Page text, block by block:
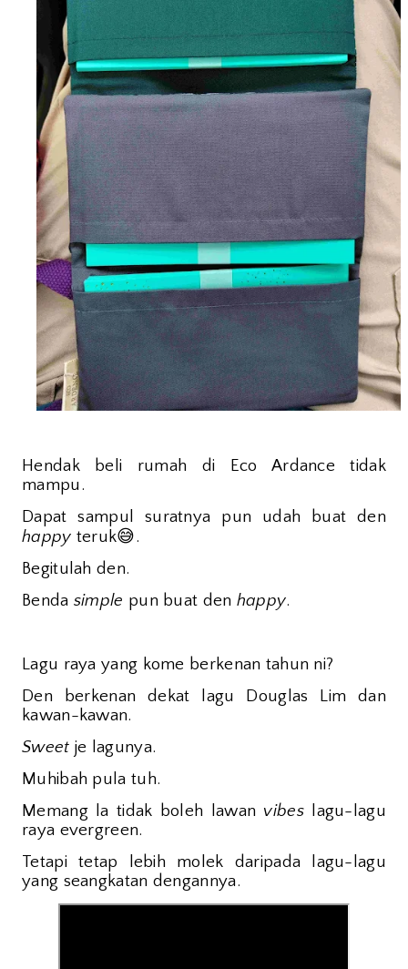
Hendak beli rumah di Eco Ardance tidak
mampu.
Dapat sampul suratnya pun udah buat den
happy teruk😅.
Begitulah den.
Benda simple pun buat den happy.
Lagu raya yang kome berkenan tahun ni?
Den berkenan dekat lagu Douglas Lim dan
kawan-kawan.
Sweet je lagunya.
Muhibah pula tuh.
Memang la tidak boleh lawan vibeslagu-lagu
raya evergreen.
Tetapi tetap lebih molek daripada lagu-lagu
yang seangkatan dengannya.